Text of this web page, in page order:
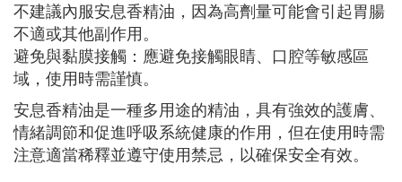
不建議內服安息香精油，因為高劑量可能會引起胃腸
不適或其他副作用。
避免與黏膜接觸：應避免接觸眼睛、口腔等敏感區
域，使用時需謹慎。
安息香精油是一種多用途的精油，具有強效的護膚、
情緒調節和促進呼吸系統健康的作用，但在使用時需
注意適當稀釋並遵守使用禁忌，以確保安全有效。